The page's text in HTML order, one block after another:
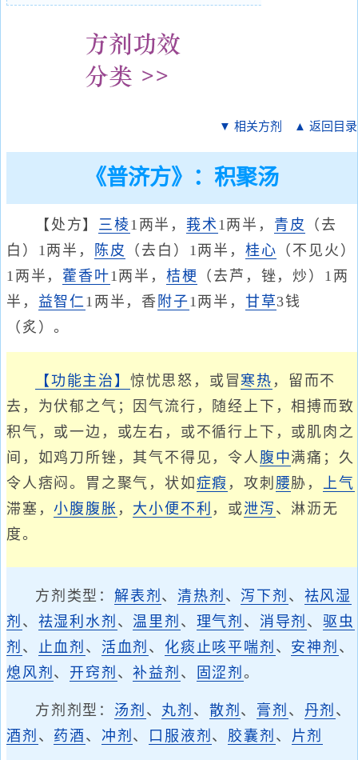
▼ 相关方剂 ▲ 返回目录
《普济方》：积聚汤
【处方】 三棱1两半，莪术 1两半， 青皮
（去
白）1两半，
陈皮 （去白）1两半， 桂心 （不见火）
1两半， 藿香叶1两半， 桔梗
（去芦，锉，炒）1两
半， 益智仁1两半，香 附子1两半， 甘草3钱
（炙）。
【功能主治】 惊忧思怒，或冒寒热 ，留而不
去，为伏郁之气；因气流行，随经上下，相搏而致
积气，或一边，或左右，或不循行上下，或肌肉之
间，如鸡刀所锉，其气不得见，令人 腹中满痛；久
令人痞闷。胃之聚气，状如 症瘕 ，攻刺 腰胁， 上气
滞塞，小腹 腹胀 ， 大小便不利 ，或泄泻 、淋沥无
度。
方剂类型： 解表剂 、清热剂 、 泻下剂 、 祛风湿
剂 、 祛湿利水剂 、温里剂 、 理气剂 、 消导剂 、驱虫
剂 、 止血剂 、 活血剂 、 化痰止咳平喘剂 、 安神剂 、
熄风剂 、 开窍剂 、补益剂 、 固涩剂。
方剂剂型： 汤剂 、 丸剂 、 散剂 、 膏剂 、 丹剂 、
酒剂 、 药酒 、 冲剂 、 口服液剂 、 胶囊剂 、 片剂